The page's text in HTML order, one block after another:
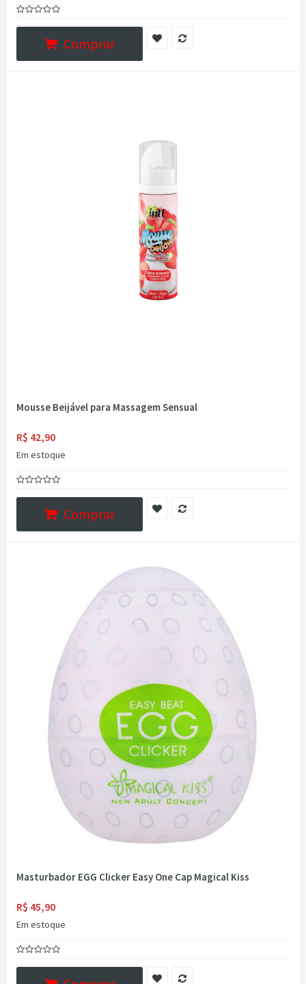
Comprar
Mousse Beijável para Massagem Sensual
R$ 42,90
Em estoque
Comprar
Masturbador EGG Clicker Easy One Cap Magical Kiss
R$ 45,90
Em estoque